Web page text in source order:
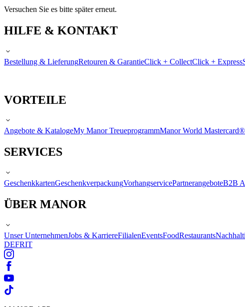
Versuchen Sie es bitte später erneut.
HILFE & KONTAKT
Bestellung & LieferungRetouren & GarantieClick + CollectClick + Express
VORTEILE
Angebote & KatalogeMy Manor TreueprogrammManor World Mastercard®
SERVICES
GeschenkkartenGeschenkverpackungVorhangservicePartnerangeboteB2B
ÜBER MANOR
Unser UnternehmenJobs & KarriereFilialenEventsFoodRestaurants
DEFRIT